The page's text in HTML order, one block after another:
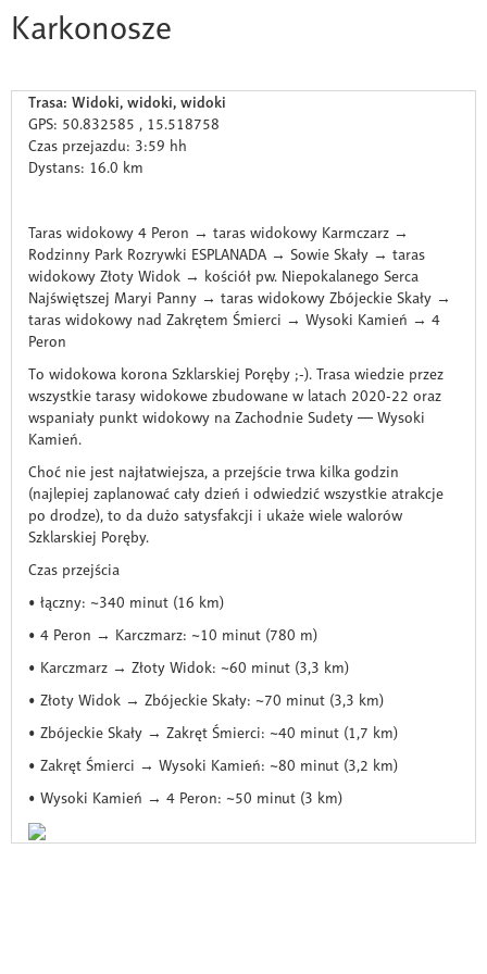
Karkonosze
Trasa: Widoki, widoki, widoki
GPS: 50.832585 , 15.518758
Czas przejazdu: 3:59 hh
Dystans: 16.0 km
Taras widokowy 4 Peron → taras widokowy Karmczarz →
Rodzinny Park Rozrywki ESPLANADA → Sowie Skały → taras
widokowy Złoty Widok → kościół pw. Niepokalanego Serca
Najświętszej Maryi Panny → taras widokowy Zbójeckie Skały →
taras widokowy nad Zakrętem Śmierci → Wysoki Kamień → 4
Peron
To widokowa korona Szklarskiej Poręby ;-). Trasa wiedzie przez
wszystkie tarasy widokowe zbudowane w latach 2020-22 oraz
wspaniały punkt widokowy na Zachodnie Sudety — Wysoki
Kamień.
Choć nie jest najłatwiejsza, a przejście trwa kilka godzin
(najlepiej zaplanować cały dzień i odwiedzić wszystkie atrakcje
po drodze), to da dużo satysfakcji i ukaże wiele walorów
Szklarskiej Poręby.
Czas przejścia
• łączny: ~340 minut (16 km)
• 4 Peron → Karczmarz: ~10 minut (780 m)
• Karczmarz → Złoty Widok: ~60 minut (3,3 km)
• Złoty Widok → Zbójeckie Skały: ~70 minut (3,3 km)
• Zbójeckie Skały → Zakręt Śmierci: ~40 minut (1,7 km)
• Zakręt Śmierci → Wysoki Kamień: ~80 minut (3,2 km)
• Wysoki Kamień → 4 Peron: ~50 minut (3 km)